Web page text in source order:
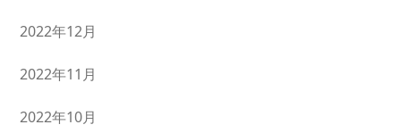
2022年12月
2022年11月
2022年10月